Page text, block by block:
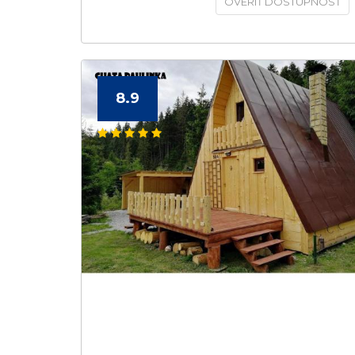
8.9